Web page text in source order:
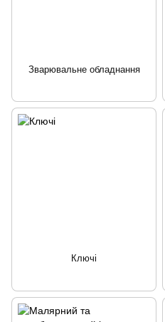
Зварювальне обладнання
Ключі